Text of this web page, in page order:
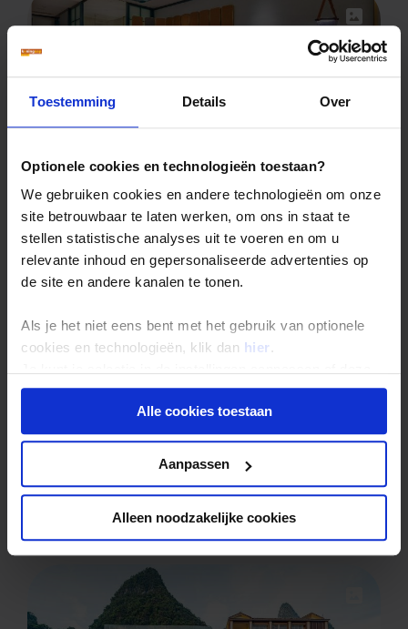
Toestemming Details Over
Optionele cookies en technologieën toestaan?
We gebruiken cookies en andere technologieën om onze
site betrouwbaar te laten werken, om ons in staat te
stellen statistische analyses uit te voeren en om u
relevante inhoud en gepersonaliseerde advertenties op
de site en andere kanalen te tonen.
Als je het niet eens bent met het gebruik van optionele
cookies en technologieën, klik dan hier .
onder aan de pagina op elk gewenst moment voor de
toekomst wijzigen.Alle cookies toestaan
Aanpassen
Alleen noodzakelijke cookies
Hotel
WIFI in kamer - Gratis
Ping'an - Liqing Hotel
3